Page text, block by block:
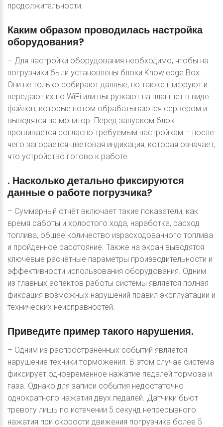
продолжительности.
Каким образом проводилась настройка
оборудования?
– Для настройки оборудования необходимо, чтобы на
погрузчики были установлены блоки Knowledge Box.
Они не только собирают данные, но также шифруют и
передают их по WiFi или выгружают на планшет в виде
файлов, которые потом обрабатываются сервером и
выводятся на монитор. Перед запуском блок
прошивается согласно требуемым настройкам – после
чего загорается цветовая индикация, которая означает,
что устройство готово к работе
. Насколькодетальнофиксируются
данныео работе погрузчика?
– Суммарный отчёт включает такие показатели, как
время работы и холостого хода, наработка, расход
топлива, общее количество израсходованного топлива
и пройденное расстояние. Также на экран выводятся
ключевые расчётные параметры производительности и
эффективности использования оборудования. Одним
из главных аспектов работы системы является полная
фиксация возможных нарушений правил эксплуатации и
технических неисправностей.
Приведите примертакого нарушения.
– Одним из распространённых событий является
нарушение техники торможения. В этом случае система
фиксирует одновременное нажатие педалей тормоза и
газа. Однако для записи события недостаточно
однократного нажатия двух педалей. Датчики бьют
тревогу лишь по истечении 5 секунд непрерывного
нажатия при скорости движения погрузчика более 5